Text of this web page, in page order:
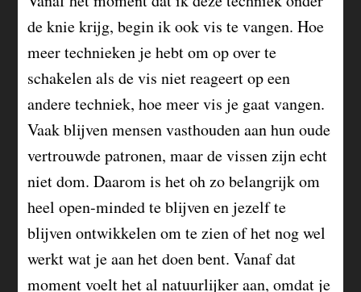
de knie krijg, begin ik ook vis te vangen. Hoe
meer technieken je hebt om op over te
schakelen als de vis niet reageert op een
andere techniek, hoe meer vis je gaat vangen.
Vaak blijven mensen vasthouden aan hun oude
vertrouwde patronen, maar de vissen zijn echt
niet dom. Daarom is het oh zo belangrijk om
heel open-minded te blijven en jezelf te
blijven ontwikkelen om te zien of het nog wel
werkt wat je aan het doen bent. Vanaf dat
moment voelt het al natuurlijker aan, omdat je